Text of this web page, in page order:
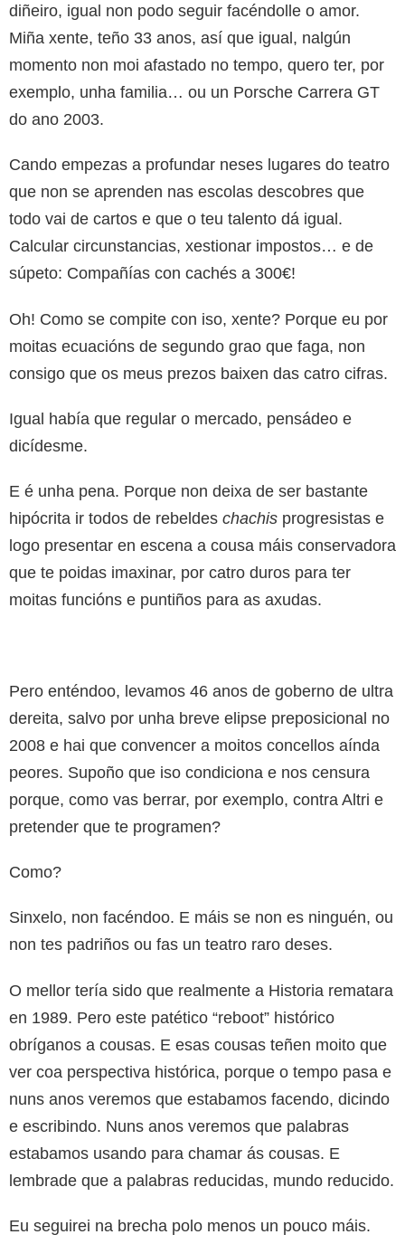
diñeiro, igual non podo seguir facéndolle o amor.
Miña xente, teño 33 anos, así que igual, nalgún
momento non moi afastado no tempo, quero ter, por
exemplo, unha familia… ou un Porsche Carrera GT
do ano 2003.
Cando empezas a profundar neses lugares do teatro
que non se aprenden nas escolas descobres que
todo vai de cartos e que o teu talento dá igual.
Calcular circunstancias, xestionar impostos… e de
súpeto: Compañías con cachés a 300€!
Oh! Como se compite con iso, xente? Porque eu por
moitas ecuacións de segundo grao que faga, non
consigo que os meus prezos baixen das catro cifras.
Igual había que regular o mercado, pensádeo e
dicídesme.
E é unha pena. Porque non deixa de ser bastante
hipócrita ir todos de rebeldes chachis progresistas e
logo presentar en escena a cousa máis conservadora
que te poidas imaxinar, por catro duros para ter
moitas funcións e puntiños para as axudas.
Pero enténdoo, levamos 46 anos de goberno de ultra
dereita, salvo por unha breve elipse preposicional no
2008 e hai que convencer a moitos concellos aínda
peores. Supoño que iso condiciona e nos censura
porque, como vas berrar, por exemplo, contra Altri e
pretender que te programen?
Como?
Sinxelo, non facéndoo. E máis se non es ninguén, ou
non tes padriños ou fas un teatro raro deses.
O mellor tería sido que realmente a Historia rematara
en 1989. Pero este patético “reboot” histórico
obríganos a cousas. E esas cousas teñen moito que
ver coa perspectiva histórica, porque o tempo pasa e
nuns anos veremos que estabamos facendo, dicindo
e escribindo. Nuns anos veremos que palabras
estabamos usando para chamar ás cousas. E
lembrade que a palabras reducidas, mundo reducido.
Eu seguirei na brecha polo menos un pouco máis.